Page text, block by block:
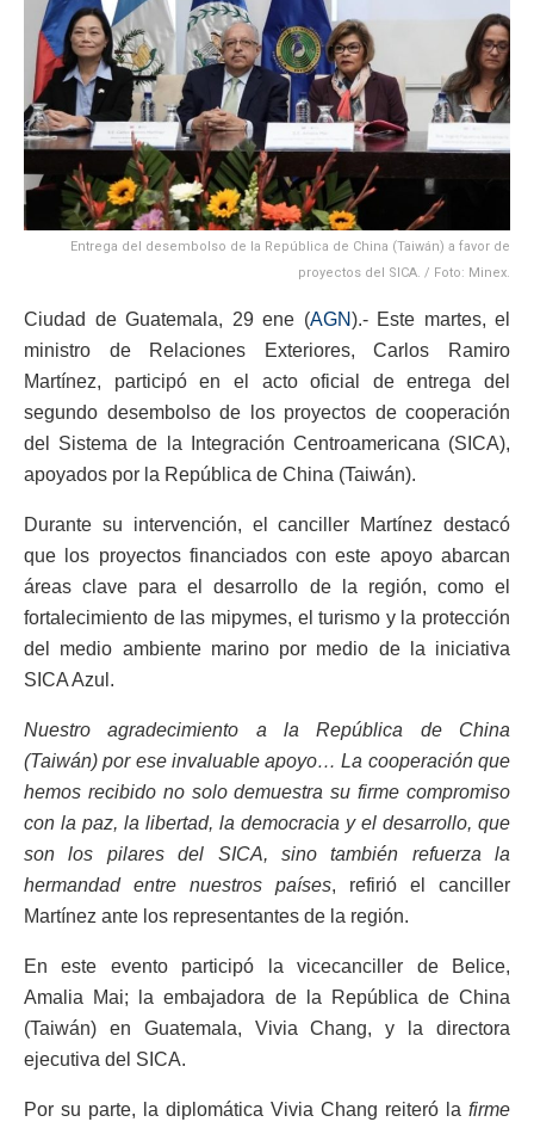
Entrega del desembolso de la República de China (Taiwán) a favor de
proyectos del SICA. / Foto: Minex.
Ciudad de Guatemala, 29 ene (AGN).- Este martes, el
ministro de Relaciones Exteriores, Carlos Ramiro
Martínez, participó en el acto oficial de entrega del
segundo desembolso de los proyectos de cooperación
del Sistema de la Integración Centroamericana (SICA),
apoyados por la República de China (Taiwán).
Durante su intervención, el canciller Martínez destacó
que los proyectos financiados con este apoyo abarcan
áreas clave para el desarrollo de la región, como el
fortalecimiento de las mipymes, el turismo y la protección
del medio ambiente marino por medio de la iniciativa
SICA Azul.
Nuestro agradecimiento a la República de China
(Taiwán) por ese invaluable apoyo… La cooperación que
hemos recibido no solo demuestra su firme compromiso
con la paz, la libertad, la democracia y el desarrollo, que
son los pilares del SICA, sino también refuerza la
hermandad entre nuestros países, refirió el canciller
Martínez ante los representantes de la región.
En este evento participó la vicecanciller de Belice,
Amalia Mai; la embajadora de la República de China
(Taiwán) en Guatemala, Vivia Chang, y la directora
ejecutiva del SICA.
Por su parte, la diplomática Vivia Chang reiteró la firme